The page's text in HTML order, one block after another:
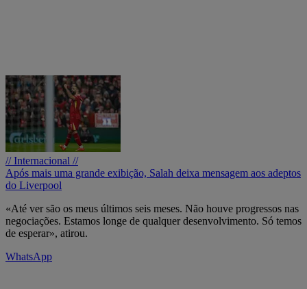
// Internacional //
Após mais uma grande exibição, Salah deixa mensagem aos adeptos
do Liverpool
«Até ver são os meus últimos seis meses. Não houve progressos nas
negociações. Estamos longe de qualquer desenvolvimento. Só temos
de esperar», atirou.
WhatsApp